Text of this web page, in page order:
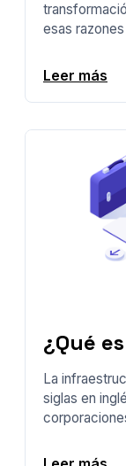
esas
Leer más
¿Qué
La
siglas en